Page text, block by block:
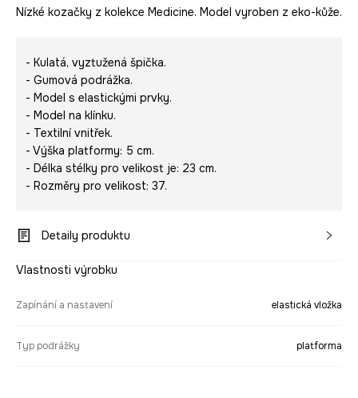
Nízké kozačky z kolekce Medicine. Model vyroben z eko-kůže.
- Kulatá, vyztužená špička.
- Gumová podrážka.
- Model s elastickými prvky.
- Model na klínku.
- Textilní vnitřek.
- Výška platformy: 5 cm.
- Délka stélky pro velikost je: 23 cm.
- Rozměry pro velikost: 37.
Detaily produktu
Vlastnosti výrobku
Zapínání a nastavení elastická vložka
Typ podrážky platforma